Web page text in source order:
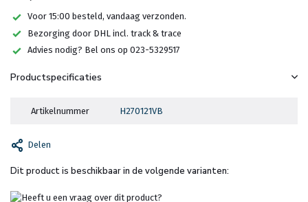
Voor 15:00 besteld, vandaag verzonden.
Bezorging door DHL incl. track & trace
Advies nodig? Bel ons op 023-5329517
Productspecificaties
Artikelnummer H270121VB
Delen
Dit product is beschikbaar in de volgende varianten: